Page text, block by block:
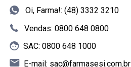
Oi, Farma!: (48) 3332 3210
Vendas: 0800 648 0800
SAC: 0800 648 1000
E-mail: sac@farmasesi.com.br